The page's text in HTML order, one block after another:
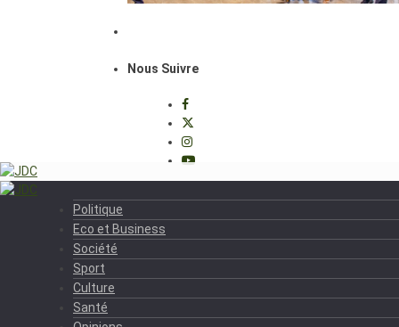
Nous Suivre
Politique
Eco et Business
Société
Sport
Culture
Santé